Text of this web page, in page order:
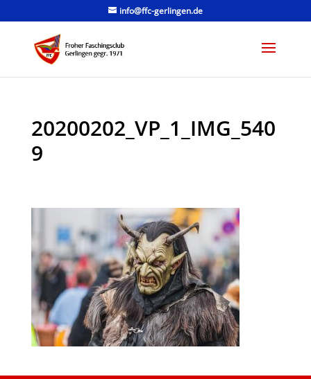
info@ffc-gerlingen.de
20200202_VP_1_IMG_540
9